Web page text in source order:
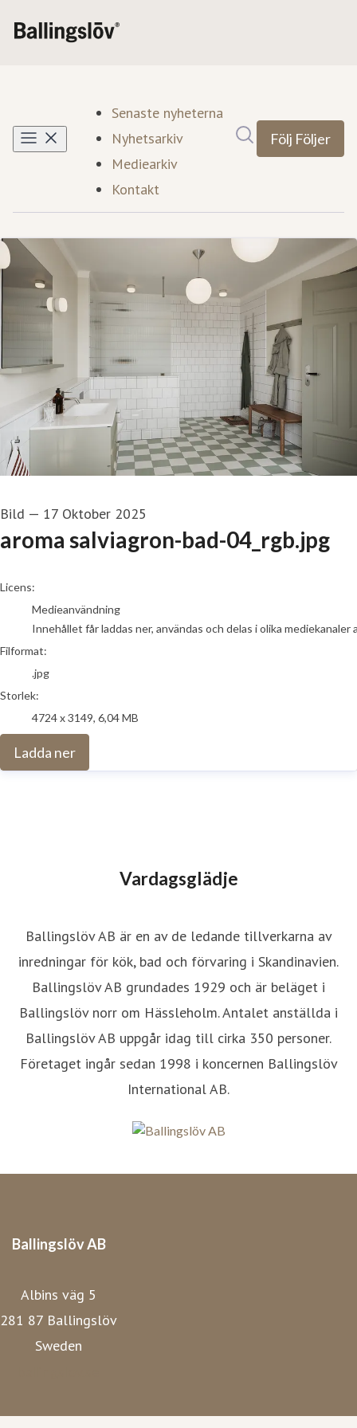
Senaste nyheterna
Nyhetsarkiv
Mediearkiv
Kontakt
Följ Följer
Bild — 17 Oktober 2025
aroma salviagron-bad-04_rgb.jpg
go to media item
Licens:
Medieanvändning
Innehållet får laddas ner, användas och delas i olika
Filformat:
.jpg
Storlek:
4724 x 3149, 6,04 MB
Ladda ner
Vardagsglädje
Ballingslöv AB är en av de ledande tillverkarna av
inredningar för kök, bad och förvaring i Skandinavien.
Ballingslöv AB grundades 1929 och är beläget i
Ballingslöv norr om Hässleholm. Antalet anställda i
Ballingslöv AB uppgår idag till cirka 350 personer.
Företaget ingår sedan 1998 i koncernen Ballingslöv
International AB.
Ballingslöv AB
Albins väg 5
281 87 Ballingslöv
Sweden